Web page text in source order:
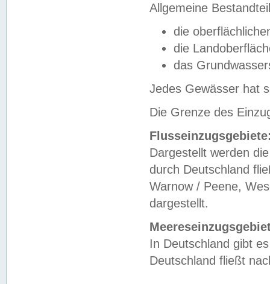
Allgemeine
die
die
das
Jedes Gewässer hat
Die Grenze des
Dargestellt werden
durch Deutschland
Warnow / Peene,
dargestellt.
In Deutschland gibt
Deutschland fließt